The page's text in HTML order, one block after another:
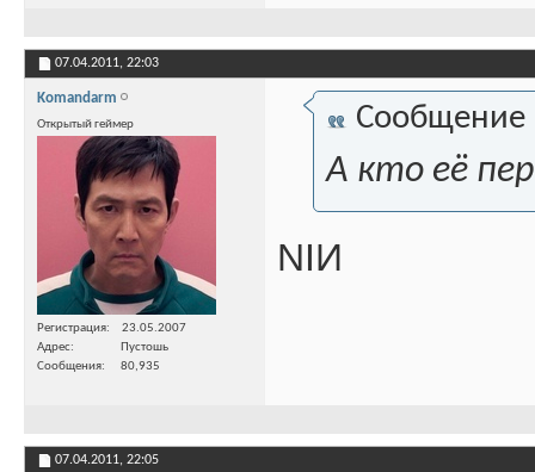
07.04.2011, 22:03
Komandarm
Открытый геймер
Регистрация
23.05.2007
Адрес
Пустошь
Сообщения
80,935
Сообщение
А кто её
NIИ
07.04.2011, 22:05